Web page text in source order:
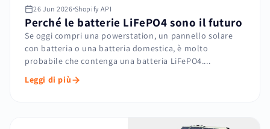
26 Jun 2026 Shopify API
Perché le batterie LiFePO4 sono il futuro
Se oggi compri una powerstation, un pannello solare
con batteria o una batteria domestica, è molto
probabile che contenga una batteria LiFePO4....
Leggi di più